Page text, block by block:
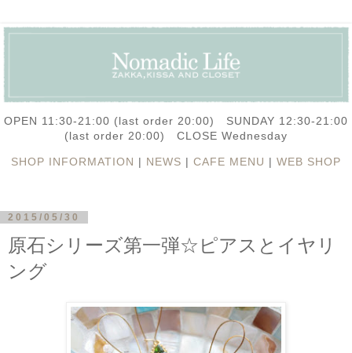
OPEN 11:30-21:00 (last order 20:00) SUNDAY 12:30-21:00
(last order 20:00) CLOSE Wednesday
SHOP INFORMATION | NEWS | CAFE MENU | WEB SHOP
2015/05/30
原石シリーズ第一弾☆ピアスとイヤリ
ング